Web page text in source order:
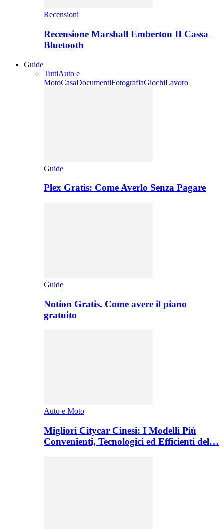
Recensioni
Recensione Marshall Emberton II Cassa
Bluetooth
Guide
TuttiAuto e
MotoCasaDocumentiFotografiaGiochiLavoro
Guide
Plex Gratis: Come Averlo Senza Pagare
Guide
Notion Gratis. Come avere il piano
gratuito
Auto e Moto
Migliori Citycar Cinesi: I Modelli Più
Convenienti, Tecnologici ed Efficienti del…